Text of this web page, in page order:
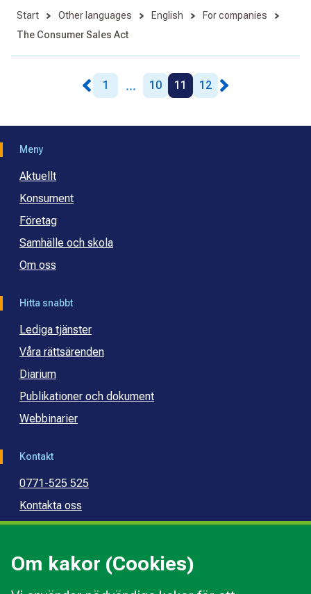
Om kakor (Cookies)
Start Other languages English
For companies
The Consumer Sales Act
1 ... 10 11 12
Meny
Aktuellt
Konsument
Företag
Samhälle och skola
Om oss
Hitta snabbt
Lediga tjänster
Våra rättsärenden
Diarium
Publikationer och dokument
Webbinarier
Kontakt
0771-525 525
Kontakta oss
Press
Kommunal budget- och skuldrådgivning